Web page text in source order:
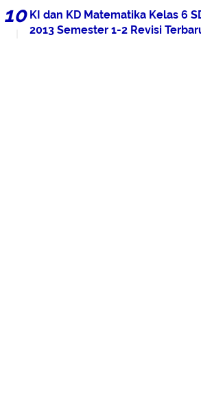
KI dan KD Matematika Kelas 6
2013 Semester 1-2 Revisi